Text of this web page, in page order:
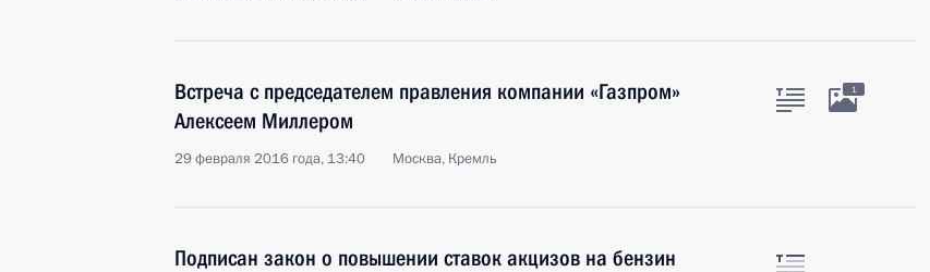
Встреча с председателем правления компании «Газпром»
Алексеем Миллером
29 февраля 2016 года, 13:40 Москва, Кремль
1
Подписан закон о повышении ставок акцизов на бензин